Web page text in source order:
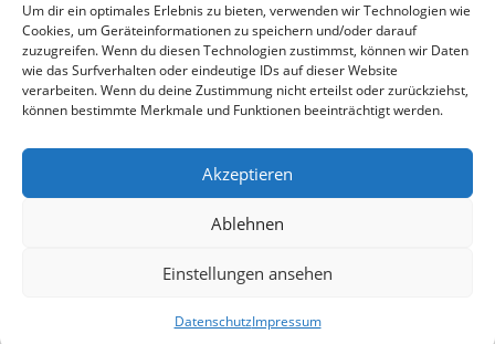
Um dir ein optimales Erlebnis zu bieten, verwenden wir Technologien wie
Cookies, um Geräteinformationen zu speichern und/oder darauf
zuzugreifen. Wenn du diesen Technologien zustimmst, können wir Daten
wie das Surfverhalten oder eindeutige IDs auf dieser Website
verarbeiten. Wenn du deine Zustimmung nicht erteilst oder zurückziehst,
können bestimmte Merkmale und Funktionen beeinträchtigt werden.
Akzeptieren
Ablehnen
Einstellungen ansehen
DatenschutzImpressum